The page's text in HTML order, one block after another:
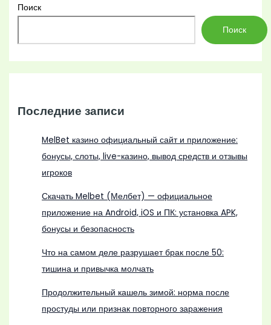
Поиск
Поиск
Последние записи
MelBet казино официальный сайт и приложение:
бонусы, слоты, live-казино, вывод средств и отзывы
игроков
Скачать Melbet (Мелбет) — официальное
приложение на Android, iOS и ПК: установка APK,
бонусы и безопасность
Что на самом деле разрушает брак после 50:
тишина и привычка молчать
Продолжительный кашель зимой: норма после
простуды или признак повторного заражения